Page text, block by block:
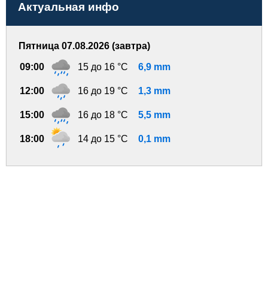
Актуальная инфо
Пятница 07.08.2026 (завтра)
09:00 15 до 16 °C 6,9 mm
12:00 16 до 19 °C 1,3 mm
15:00 16 до 18 °C 5,5 mm
18:00 14 до 15 °C 0,1 mm